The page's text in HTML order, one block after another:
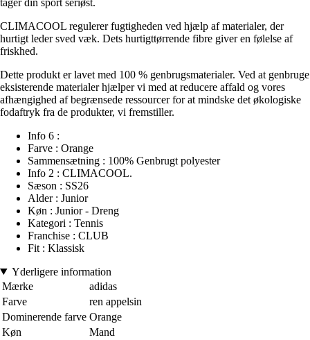
CLIMACOOL regulerer fugtigheden ved hjælp af materialer, der
hurtigt leder sved væk. Dets hurtigttørrende fibre giver en følelse af
friskhed.
Dette produkt er lavet med 100 % genbrugsmaterialer. Ved at genbruge
eksisterende materialer hjælper vi med at reducere affald og vores
afhængighed af begrænsede ressourcer for at mindske det økologiske
fodaftryk fra de produkter, vi fremstiller.
Info 6 :
Farve : Orange
Sammensætning : 100% Genbrugt polyester
Info 2 : CLIMACOOL.
Sæson : SS26
Alder : Junior
Køn : Junior - Dreng
Kategori : Tennis
Franchise : CLUB
Fit : Klassisk
Yderligere information
Mærke
adidas
Farve
ren appelsin
Dominerende farve Orange
Køn
Mand